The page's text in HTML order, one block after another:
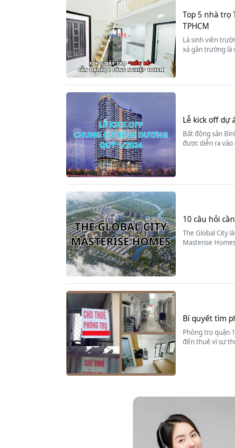
Top 5 nhà trọ
TPHCM
Là sinh viên
xá gần trường là
Lễ kick off dự
Bất động sản
được diễn ra
10 câu hỏi
The Global City
Masterise
Bí quyết tìm
Phòng trọ quận
đến thuê vì sự